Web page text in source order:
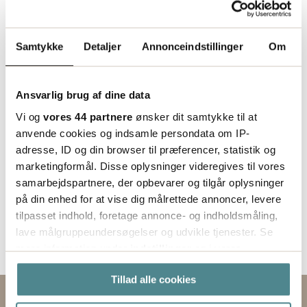
Samtykke Detaljer Annonceindstillinger Om
Ansvarlig brug af dine data
Vi og vores 44 partnere ønsker dit samtykke til at
anvende cookies og indsamle persondata om IP-
adresse, ID og din browser til præferencer, statistik og
marketingformål. Disse oplysninger videregives til vores
samarbejdspartnere, der opbevarer og tilgår oplysninger
på din enhed for at vise dig målrettede annoncer, levere
tilpasset indhold, foretage annonce- og indholdsmåling,
lave målgruppeundersøgelser og udvikle tjenester. Se
mere information underindstillingerog i vores
persondatapolitik. Du kan altid trække dit samtykke
tilbage eller ændre indstillinger fra vores
"Cookiedeklaration", eller ved at trykke på "Privacy
Tillad alle cookies
Indgår i bestillingssortimentet